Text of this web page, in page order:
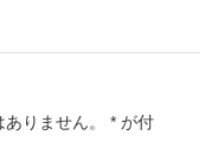
りません。 * が付